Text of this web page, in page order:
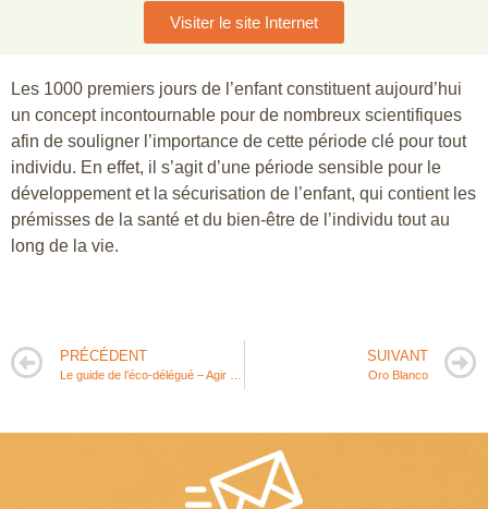
Les 1000 premiers jours de l’enfant constituent aujourd’hui
un concept incontournable pour de nombreux scientifiques
afin de souligner l’importance de cette période clé pour tout
individu. En effet, il s’agit d’une période sensible pour le
développement et la sécurisation de l’enfant, qui contient les
prémisses de la santé et du bien-être de l’individu tout au
long de la vie.
Visiter le site Internet
PRÉCÉDENT SUIVANT
Oro Blanco